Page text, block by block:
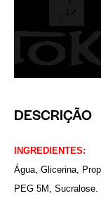
DESCRIÇÃO
INGREDIENTES:
Água, Glicerina,
PEG 5M, Sucralose.